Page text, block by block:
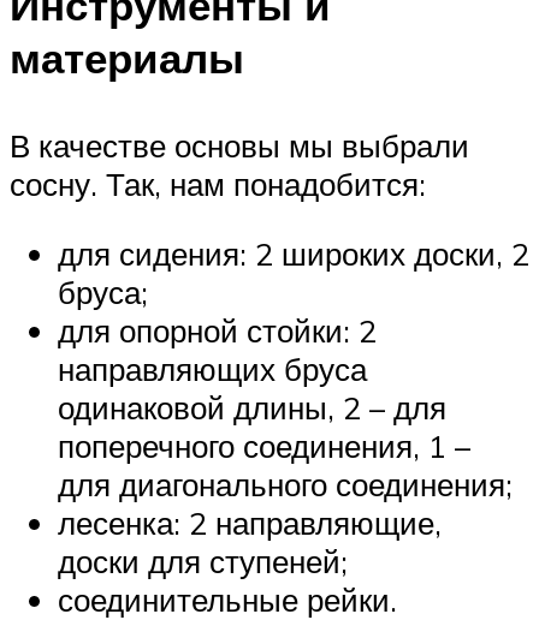
материалы
В качестве основы мы выбрали
сосну. Так, нам понадобится:
для сидения: 2 широких доски, 2
бруса;
для опорной стойки: 2
направляющих бруса
одинаковой длины, 2 – для
поперечного соединения, 1 –
для диагонального соединения;
лесенка: 2 направляющие,
доски для ступеней;
соединительные рейки.